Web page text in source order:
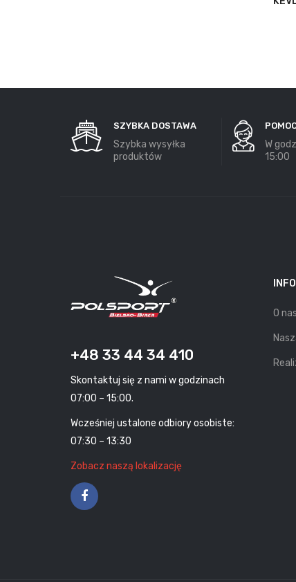
SZYBKA DOSTAWA
Szybka wysyłka
produktów
W
15:00
+48 33 44 34 410
Skontaktuj się z nami w godzinach
07:00 – 15:00.
Wcześniej ustalone odbiory osobiste:
07:30 – 13:30
Zobacz naszą lokalizację
O nas